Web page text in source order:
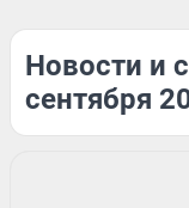
Новости и
сентября